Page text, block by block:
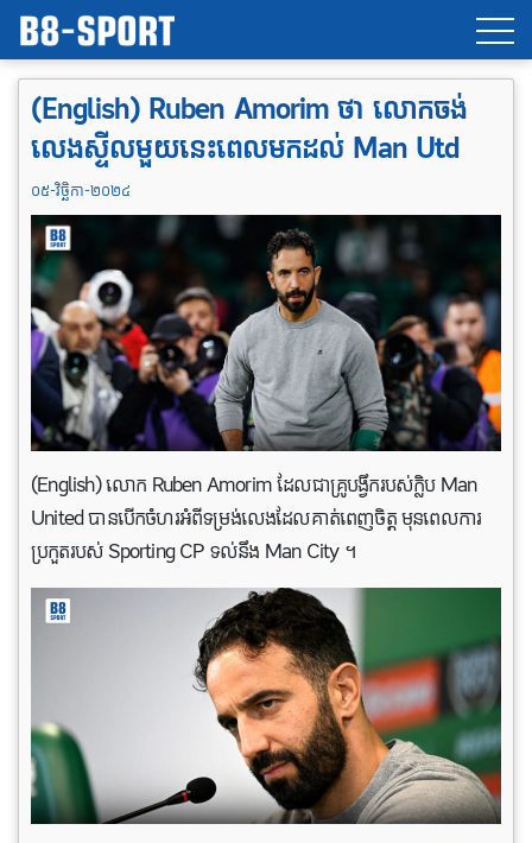
(English) Ruben Amorim ថា​ លោក​ចង់​
លេង​ស្ទីលមួយនេះ​ពេល​មក​ដល់ Man Utd
០៥-វិច្ឆិកា-២០២៤
(English) លោក Ruben Amorim ដែលជាគ្រូបង្វឹករបស់ក្លិប Man
United បានបើកចំហរអំពីទម្រង់លេងដែលគាត់ពេញចិត្ត មុនពេលការ
ប្រកួតរបស់ Sporting CP ទល់នឹង Man City ។